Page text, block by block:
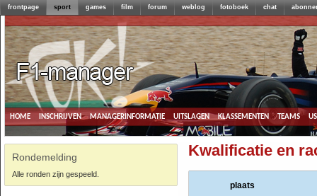
frontpage sport games film forum weblog fotoboek chat
home inschrijven managerinformatie uitslagen klassementen teams
Rondemelding
Alle ronden zijn gespeeld.
Kwalificatie en
plaats